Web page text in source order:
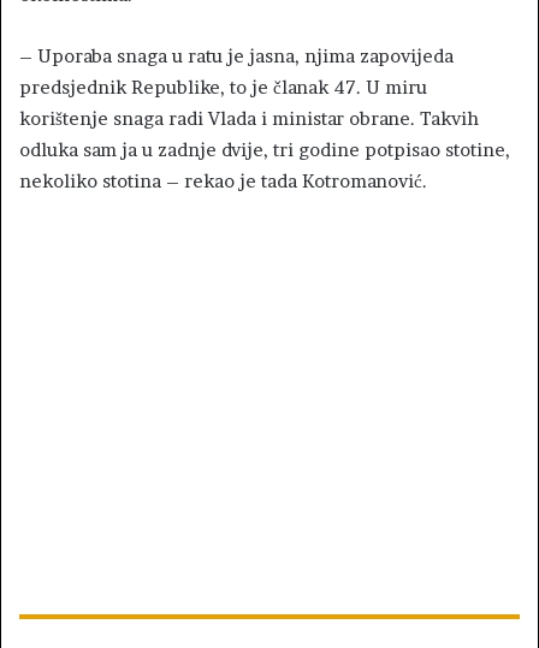
– Uporaba snaga u ratu je jasna, njima zapovijeda
predsjednik Republike, to je članak 47. U miru
korištenje snaga radi Vlada i ministar obrane. Takvih
odluka sam ja u zadnje dvije, tri godine potpisao stotine,
nekoliko stotina – rekao je tada Kotromanović.